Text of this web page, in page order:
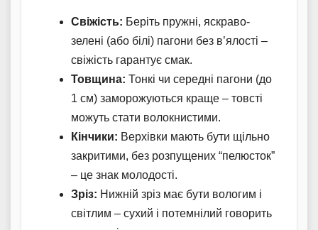
Свіжість: Беріть пружні, яскраво-
зелені (або білі) пагони без в’ялості –
свіжість гарантує смак.
Товщина: Тонкі чи середні пагони (до
1 см) заморожуються краще – товсті
можуть стати волокнистими.
Кінчики: Верхівки мають бути щільно
закритими, без розпущених “пелюсток”
– це знак молодості.
Зріз: Нижній зріз має бути вологим і
світлим – сухий і потемнілий говорить